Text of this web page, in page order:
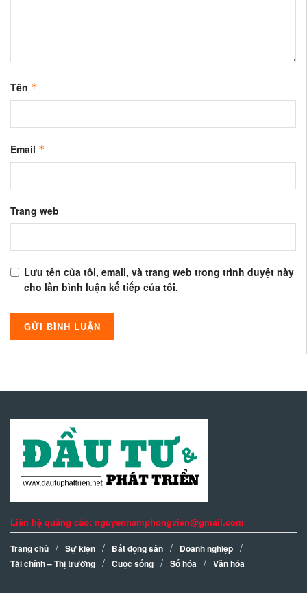
Tên *
Email *
Trang web
Lưu tên của tôi, email, và trang web trong trình duyệt này
cho lần bình luận kế tiếp của tôi.
Liên hệ quảng cáo: nguyennamphongvien@gmail.com
Trang chủ Sự kiện Bất động sản
Doanh nghiệp
Tài chính – Thị trường
Cuộc sống Số hóa Văn hóa